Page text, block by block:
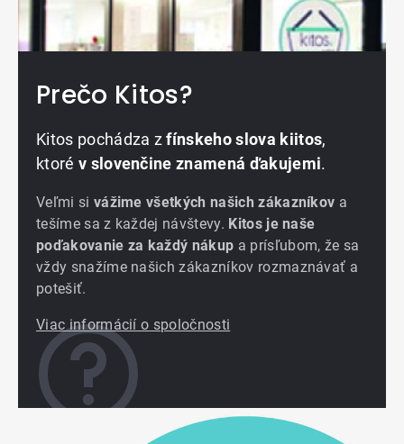
Prečo Kitos?
Kitos pochádza zfínskeho slova kiitos,
ktoré v slovenčine znamená ďakujemi.
Veľmi si vážime všetkých našich zákazníkov a
tešíme sa z každej návštevy. Kitos je naše
poďakovanie za každý nákup a prísľubom, že sa
vždy snažíme našich zákazníkov rozmaznávať a
potešiť.
Viac informácií o spoločnosti